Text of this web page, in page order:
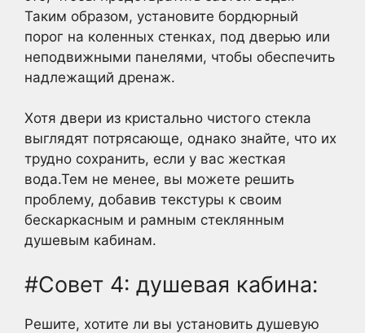
Таким образом, установите бордюрный
порог на коленных стенках, под дверью или
неподвижными панелями, чтобы обеспечить
надлежащий дренаж.
Хотя двери из кристально чистого стекла
выглядят потрясающе, однако знайте, что их
трудно сохранить, если у вас жесткая
вода.Тем не менее, вы можете решить
проблему, добавив текстуры к своим
бескаркасным и рамным стеклянным
душевым кабинам.
#Совет 4: душевая кабина:
Решите, хотите ли вы установить душевую